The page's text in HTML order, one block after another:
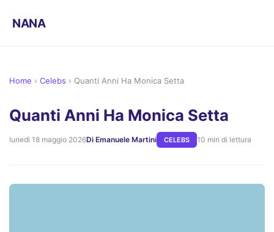
NANA
Home › Celebs › Quanti Anni Ha Monica Setta
Quanti Anni Ha Monica Setta
lunedì 18 maggio 2026Di Emanuele Martini CELEBS 10 min di lettura